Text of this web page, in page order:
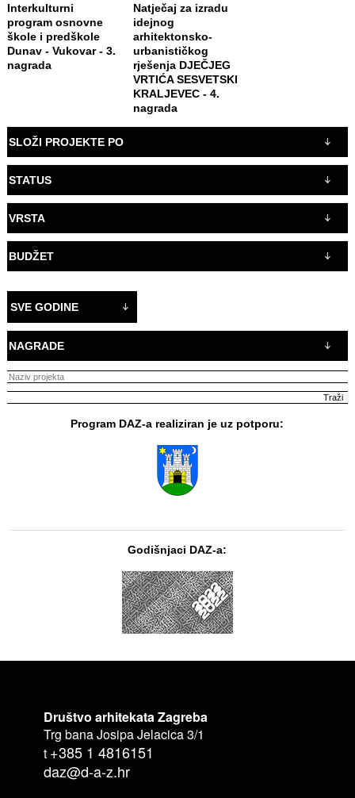
Interkulturni
program osnovne
škole i predškole
Dunav - Vukovar - 3.
nagrada
Natječaj za izradu
idejnog
arhitektonsko-
urbanističkog
rješenja DJEČJEG
VRTIĆA SESVETSKI
KRALJEVEC - 4.
nagrada
SLOŽI PROJEKTE PO
STATUS
VRSTA
BUDŽET
SVE GODINE
NAGRADE
Program DAZ-a realiziran je uz potporu:
Godišnjaci DAZ-a:
Društvo arhitekata Zagreba
Trg bana Josipa Jelacica 3/1
t +385 1 4816151
daz@d-a-z.hr